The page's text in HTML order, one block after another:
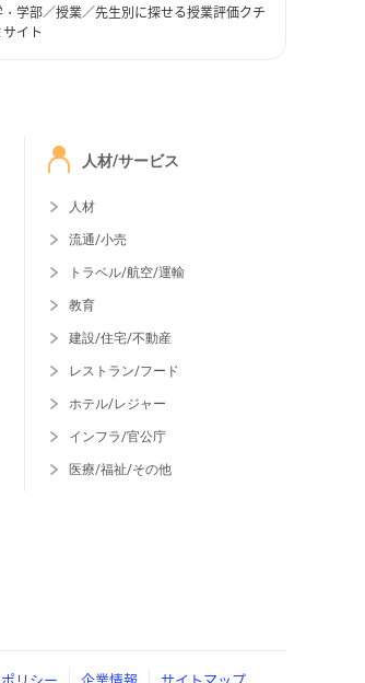
学部／授業／先生別に探せる授業評価クチ
サイト
人材/サービス
人材
流通/小売
トラベル/航空/運輸
教育
建設/住宅/不動産
レストラン/フード
ホテル/レジャー
インフラ/官公庁
医療/福祉/その他